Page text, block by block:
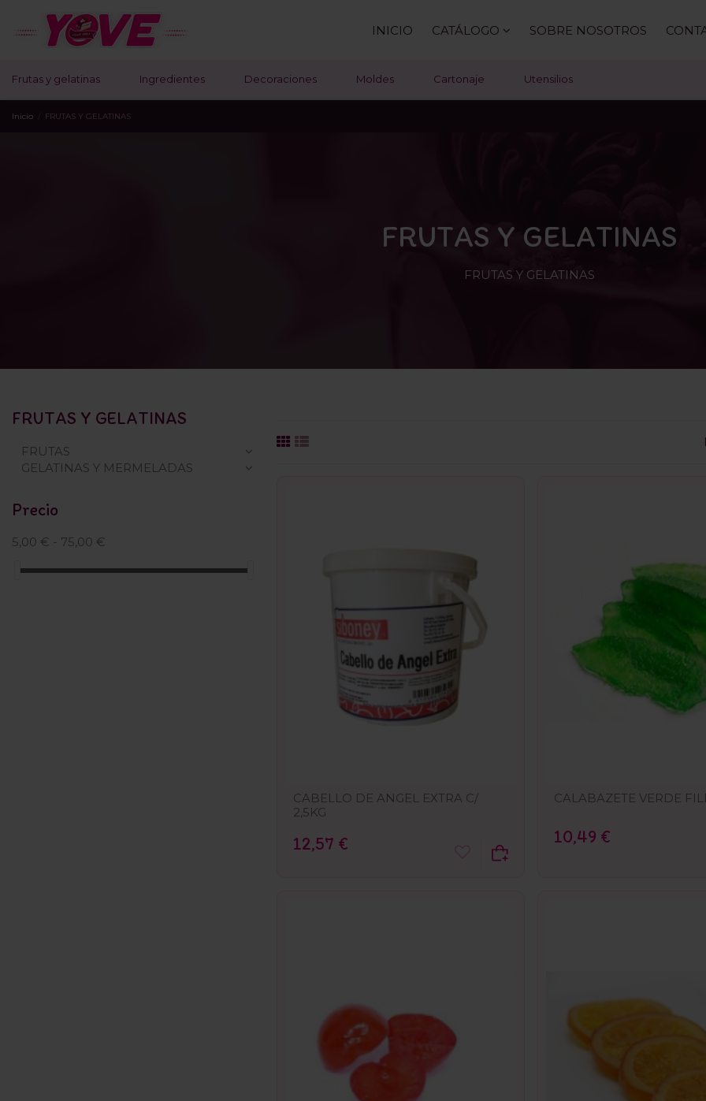
INICIO CATÁLOGO SOBRE NOSOTROS
Frutas y gelatinas Ingredientes Decoraciones Moldes Cartonaje Utensilios
Inicio FRUTAS Y GELATINAS
FRUTAS Y GELATINAS
FRUTAS Y GELATINAS
CABELLO DE ANGEL EXTRA C/
2,5KG
12,57 €
CALABAZETE VERDE
10,49 €
FRUTAS Y GELATINAS
FRUTAS
GELATINAS Y MERMELADAS
Precio
5,00 € - 75,00 €